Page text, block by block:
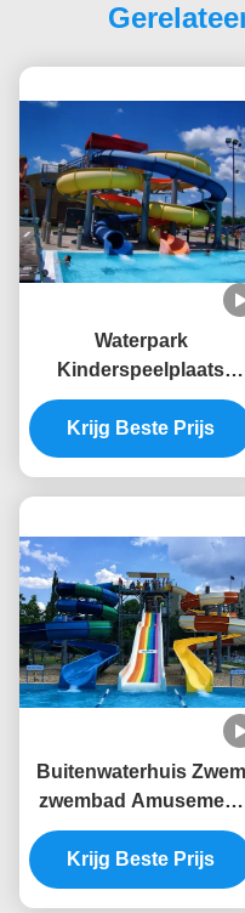
Waterpark
Kinderspeelplaats
Zomerspelapparatuur
Waterglijbaan
Krijg Beste Prijs
Buitenwaterhuis Zwem
zwembad Amusement
Rides Sport Glasvezel
Glijbaan Voor Kinderen
Krijg Beste Prijs